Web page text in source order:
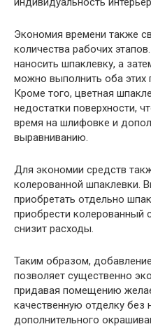
Экономия времени также
количества рабочих
наносить шпаклевку, а
можно выполнить оба этих
Кроме того, цветная
недостатки поверхности,
время на шлифовке и
выравниванию.
Для экономии средств
колерованной шпаклевки.
приобретать отдельно
приобрести колерованный
снизит расходы.
Таким образом,
позволяет существенно
придавая помещению
качественную отделку без
дополнительного